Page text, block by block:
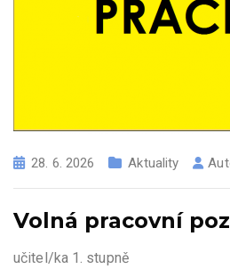
28. 6. 2026 Aktuality
Volná pracovní
učitel/ka 1. stupně